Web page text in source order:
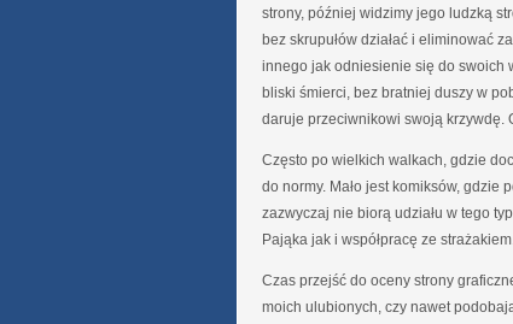
strony, później widzimy jego ludzką
bez skrupułów działać i eliminować
innego jak odniesienie się do swoich
bliski śmierci, bez bratniej duszy w
daruje przeciwnikowi swoją krzywdę.
Często po wielkich walkach, gdzie
do normy. Mało jest komiksów,
zazwyczaj nie biorą udziału w tego
Pająka jak i współpracę ze
Czas przejść do oceny strony
moich ulubionych, czy nawet